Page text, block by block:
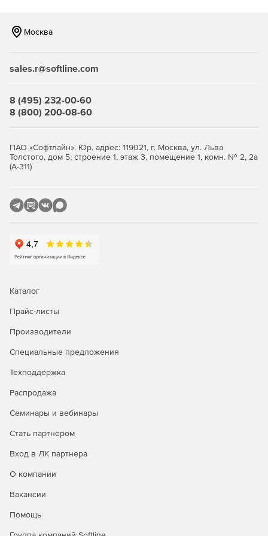
Управление угрозами и мониторинг
инструменты для мониторинга угроз и событий на
Централизованное обновление и
Решение предоставляет возможность централизованного
обновления вирусных баз и программного обеспечения
Легкость внедрения и
Kaspersky Endpoint Security Cloud обеспечивает легкость
адаптировать систему под свои потребности.
Экономия ресурсов
Решение обеспечивает оптимизированное
использование ресурсов системы, минимизируя влияние
Москва
sales.r@softline.com
8 (495) 232-00-60
8 (800) 200-08-60
ПАО «Софтлайн». Юр. адрес: 119021, г. Москва, ул. Льва
Толстого, дом 5, строение 1, этаж 3, помещение 1, комн. № 2, 2а
(А-311)
Каталог
Прайс-листы
Производители
Специальные предложения
Техподдержка
Распродажа
Семинары и вебинары
Стать партнером
Вход в ЛК партнера
О компании
Вакансии
Помощь